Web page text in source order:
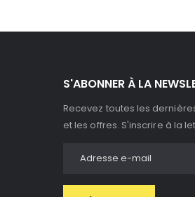
S'ABONNER À LA
Recevez toutes les
et les offres. S'inscrire à la